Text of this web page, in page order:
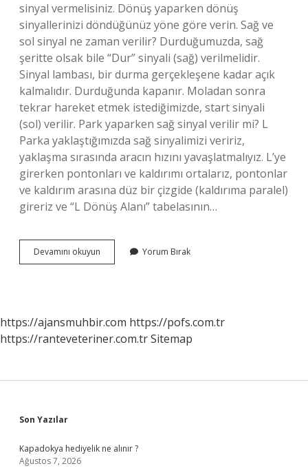
sinyal vermelisiniz. Dönüş yaparken dönüş
sinyallerinizi döndüğünüz yöne göre verin. Sağ ve
sol sinyal ne zaman verilir? Durduğumuzda, sağ
şeritte olsak bile “Dur” sinyali (sağ) verilmelidir.
Sinyal lambası, bir durma gerçekleşene kadar açık
kalmalıdır. Durduğunda kapanır. Moladan sonra
tekrar hareket etmek istediğimizde, start sinyali
(sol) verilir. Park yaparken sağ sinyal verilir mi? L
Parka yaklaştığımızda sağ sinyalimizi veririz,
yaklaşma sırasında aracın hızını yavaşlatmalıyız. L’ye
girerken pontonları ve kaldırımı ortalarız, pontonlar
ve kaldırım arasına düz bir çizgide (kaldırıma paralel)
gireriz ve “L Dönüş Alanı” tabelasının…
Devamını okuyun
Sinyal
Yorum Bırak
https://ajansmuhbir.com https://pofs.com.tr
https://ranteveteriner.com.trSitemap
Sidebar
Son Yazılar
Kapadokya hediyelik ne alınır ?
Ağustos 7, 2026